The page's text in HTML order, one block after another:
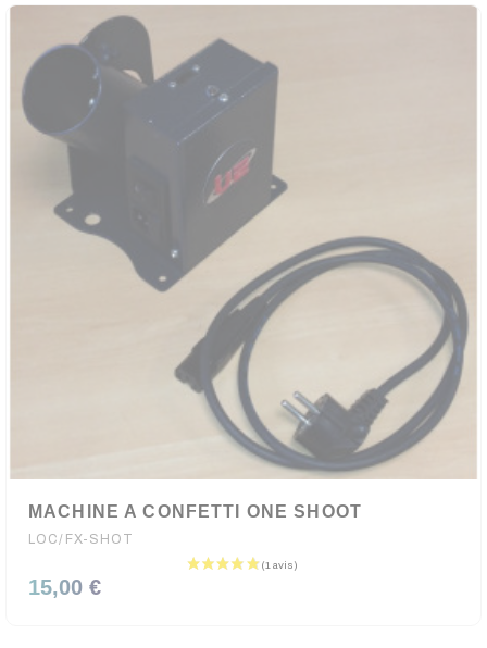
MACHINE A CONFETTI ONE SHOOT
LOC/FX-SHOT
15,00 €